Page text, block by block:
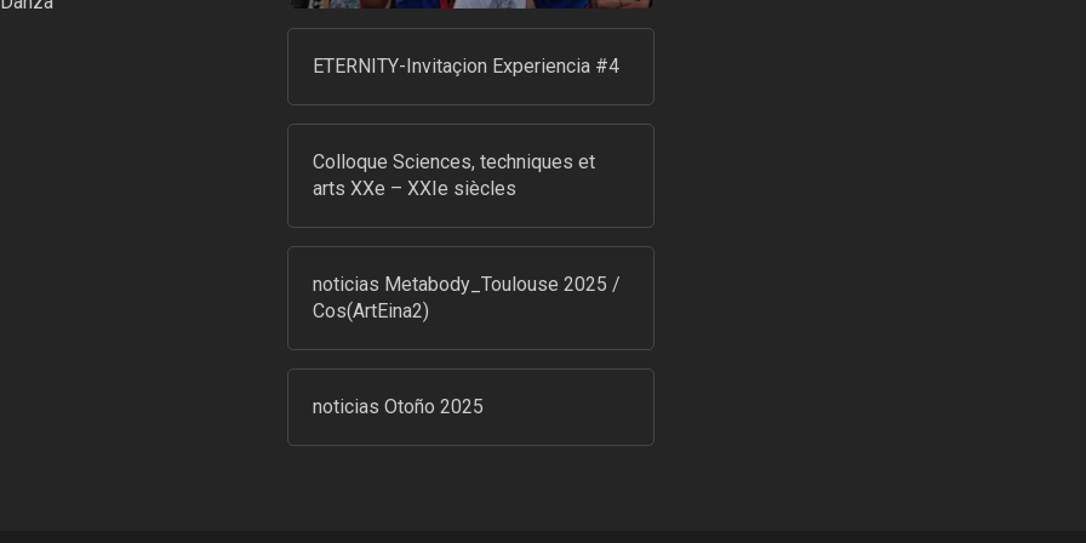
ETERNITY-Invitaçion Experiencia #4
Colloque Sciences, techniques et
arts XXe – XXIe siècles
noticias Metabody_Toulouse 2025 /
Cos(ArtEina2)
noticias Otoño 2025